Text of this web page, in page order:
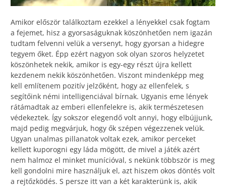
Amikor először találkoztam ezekkel a lényekkel csak fogtam
a fejemet, hisz a gyorsaságuknak köszönhetően nem igazán
tudtam felvenni velük a versenyt, hogy gyorsan a hidegre
tegyem őket. Épp ezért nagyon sok olyan szoros helyzetet
köszönhetek nekik, amikor is egy-egy részt újra kellett
kezdenem nekik köszönhetően. Viszont mindenképp meg
kell említenem pozitív jelzőként, hogy az ellenfelek, s
segítőink némi intelligenciával bírnak. Ugyanis eme lények
rátámadtak az emberi ellenfelekre is, akik természetesen
védekeztek. Így sokszor elegendő volt annyi, hogy elbújjunk,
majd pedig megvárjuk, hogy ők szépen végezzenek velük.
Ugyan unalmas pillanatok voltak ezek, amikor perceket
kellett kuporogni egy láda mögött, de mivel a játék azért
nem halmoz el minket munícióval, s nekünk többször is meg
kell gondolni mire használjuk el, azt hiszem okos döntés volt
a rejtőzködés. S persze itt van a két karakterünk is, akik